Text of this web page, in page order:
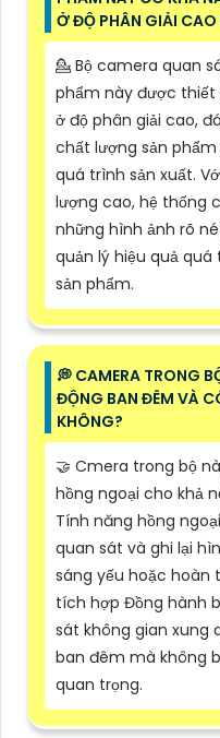
Ở ĐỘ PHÂN GIẢI CAO
💁 Bộ camera quan
phẩm này được thiết
ở độ phân giải cao,
chất lượng sản phẩm
quá trình sản xuất.
lượng cao, hệ thống
những hình ảnh rõ
quản lý hiệu quả
sản phẩm.
️💭 CAMERA TRONG
ĐỘNG BAN ĐÊM VÀ
KHÔNG?
🤝 Cmera trong bộ
hồng ngoại cho khả
Tính năng hồng
quan sát và ghi lại
sáng yếu hoặc hoàn
tích hợp Đồng hành
sát không gian xung
ban đêm mà không
quan trọng.